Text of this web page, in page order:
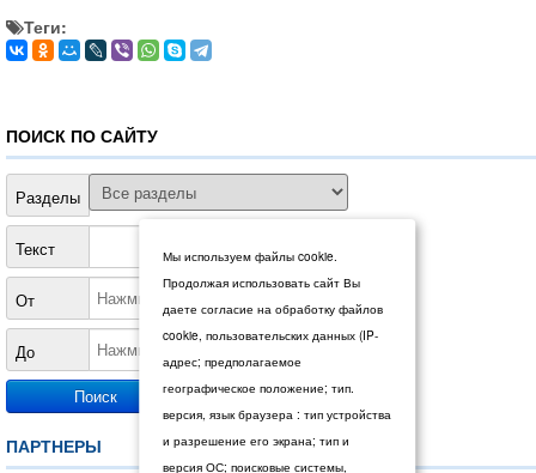
Теги:
ПОИСК ПО САЙТУ
Разделы
Текст
От
До
ПАРТНЕРЫ
Мы используем файлы cookie.
Продолжая использовать сайт Вы
даете согласие на обработку файлов
cookie, пользовательских данных (IP-
адрес; предполагаемое
географическое положение; тип.
версия, язык браузера : тип устройства
и разрешение его экрана; тип и
версия ОС; поисковые системы,